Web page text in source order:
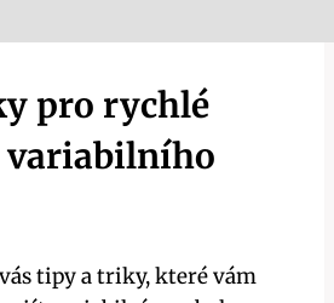
pro rychlé
tipy a triky, které vám